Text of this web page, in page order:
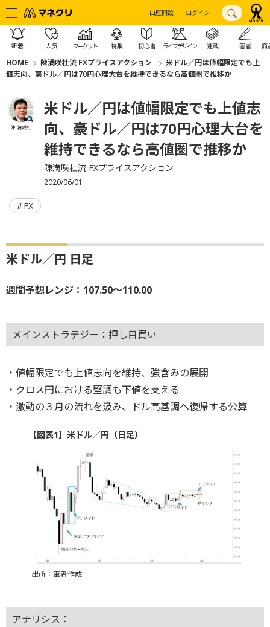
口座開設 ログイン
新着 人気 マーケット 特集 初心者 ライフデザイン 連載 著者 商
HOME 陳満咲杜流 FXプライスアクション
米ドル／円は値幅限定でも上
値志向、豪ドル／円は70円心理大台を維持できるなら高値圏で推移か
陳 満咲杜
米ドル／円は値幅限定でも上値志
向、豪ドル／円は70円心理大台を
維持できるなら高値圏で推移か
陳満咲杜流 FXプライスアクション
2020/06/01
FX
米ドル／円 日足
週間予想レンジ：107.50～110.00
メインストラテジー：押し目買い
・値幅限定でも上値志向を維持、強含みの展開
・クロス円における堅調も下値を支える
・激動の３月の流れを汲み、ドル高基調へ復帰する公算
【図表1】米ドル／円（日足）
出所：筆者作成
アナリシス：